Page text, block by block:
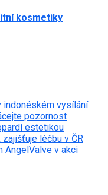
kosmetiky
indonéském vysílání
pozornost
estetikou
zajišťuje léčbu v ČR
AngelValve v akci